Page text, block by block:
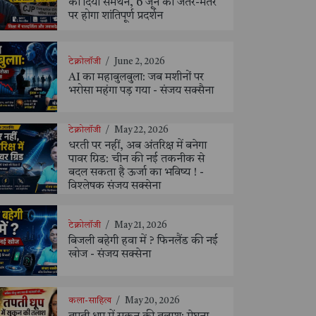
को दिया समर्थन, 6 जून को जंतर-मंतर
पर होगा शांतिपूर्ण प्रदर्शन
टेक्नोलॉजी / June 2, 2026
AI का महाबुलबुला: जब मशीनों पर
भरोसा महंगा पड़ गया - संजय सक्सैना
टेक्नोलॉजी / May 22, 2026
धरती पर नहीं, अब अंतरिक्ष में बनेगा
पावर ग्रिड: चीन की नई तकनीक से
बदल सकता है ऊर्जा का भविष्य ! -
विश्लेषक संजय सक्सेना
टेक्नोलॉजी / May 21, 2026
बिजली बहेगी हवा में ? फिनलैंड की नई
खोज - संजय सक्सेना
कला-साहित्य / May 20, 2026